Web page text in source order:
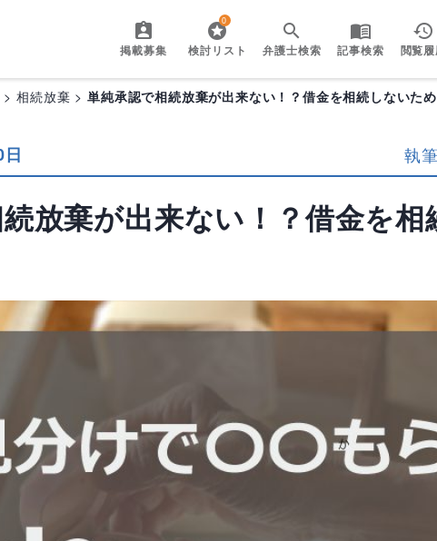
掲載募集
0
検討リスト 弁護士検索 記事検索 閲覧
相続放棄 単純承認で相続放棄が出来ない！？借金を相続しないた
執
放棄が出来ない！？借金を